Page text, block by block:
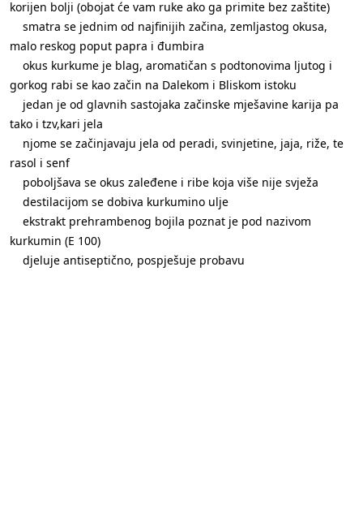
korijen bolji (obojat će vam ruke ako ga primite bez zaštite)
smatra se jednim od najfinijih začina, zemljastog okusa,
malo reskog poput papra i đumbira
okus kurkume je blag, aromatičan s podtonovima ljutog i
gorkog rabi se kao začin na Dalekom i Bliskom istoku
jedan je od glavnih sastojaka začinske mješavine karija pa
tako i tzv,kari jela
njome se začinjavaju jela od peradi, svinjetine, jaja, riže, te
rasol i senf
poboljšava se okus zaleđene i ribe koja više nije svježa
destilacijom se dobiva kurkumino ulje
ekstrakt prehrambenog bojila poznat je pod nazivom
kurkumin (E 100)
djeluje antiseptično, pospješuje probavu